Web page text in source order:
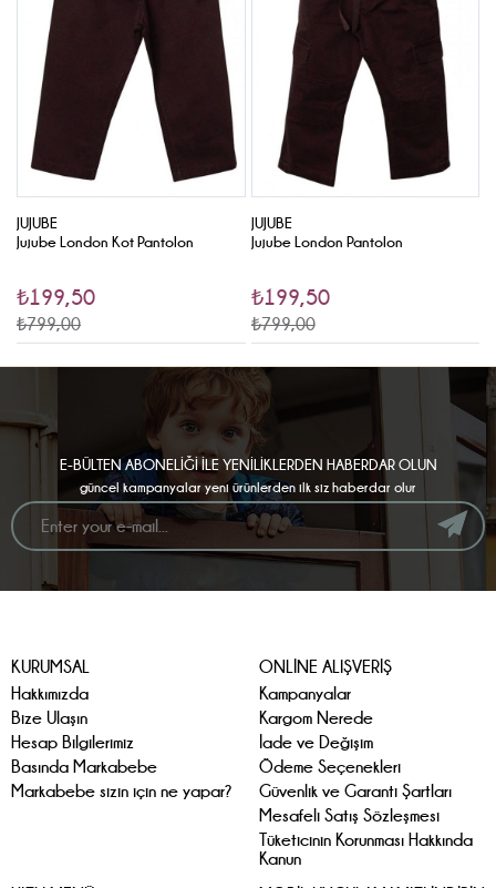
JUJUBE
Jujube London Kot Pantolon
₺199,50
₺799,00
JUJUBE
Jujube London Pantolon
₺199,50
₺799,00
E-BÜLTEN ABONELİĞİ İLE YENİLİKLERDEN HABERDAR OLUN
güncel kampanyalar yeni ürünlerden ilk siz haberdar olur
KURUMSAL
Hakkımızda
Bize Ulaşın
Hesap Bilgilerimiz
Basında Markabebe
Markabebe sizin için ne yapar?
ONLİNE ALIŞVERİŞ
Kampanyalar
Kargom Nerede
İade ve Değişim
Ödeme Seçenekleri
Güvenlik ve Garanti Şartları
Mesafeli Satış Sözleşmesi
Tüketicinin Korunması Hakkında
Kanun